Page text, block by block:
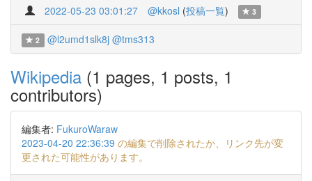
2022-05-23 03:01:27 @kkosl (投稿一覧) 3
2 @l2umd1slk8j @tms313
Wikipedia (1 pages, 1 posts, 1
contributors)
編集者: FukuroWaraw
2023-04-20 22:36:39 の編集で削除されたか、リンク先が変
更された可能性があります。